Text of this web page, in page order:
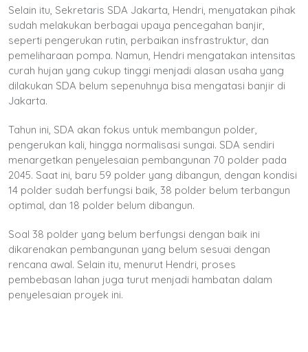
Selain itu, Sekretaris SDA Jakarta, Hendri, menyatakan pihak
sudah melakukan berbagai upaya pencegahan banjir,
seperti pengerukan rutin, perbaikan insfrastruktur, dan
pemeliharaan pompa. Namun, Hendri mengatakan intensitas
curah hujan yang cukup tinggi menjadi alasan usaha yang
dilakukan SDA belum sepenuhnya bisa mengatasi banjir di
Jakarta.
Tahun ini, SDA akan fokus untuk membangun polder,
pengerukan kali, hingga normalisasi sungai. SDA sendiri
menargetkan penyelesaian pembangunan 70 polder pada
2045. Saat ini, baru 59 polder yang dibangun, dengan kondisi
14 polder sudah berfungsi baik, 38 polder belum terbangun
optimal, dan 18 polder belum dibangun.
Soal 38 polder yang belum berfungsi dengan baik ini
dikarenakan pembangunan yang belum sesuai dengan
rencana awal. Selain itu, menurut Hendri, proses
pembebasan lahan juga turut menjadi hambatan dalam
penyelesaian proyek ini.